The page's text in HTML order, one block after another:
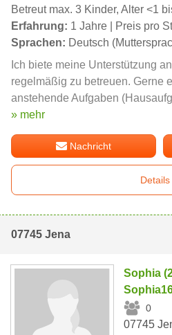
Betreut max. 3 Kinder, Alter <1
Erfahrung: 1 Jahre | Preis pro
Sprachen: Deutsch
Ich biete meine Unterstützung
regelmäßig zu betreuen. Gerne
anstehende Aufgaben
» mehr
Nachricht
Details
07745 Jena
Sophia
0
07745